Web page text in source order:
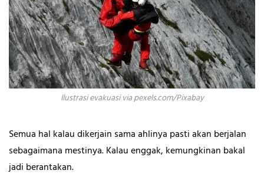
Ilustrasi evakuasi via pexels.com/Pixabay
Semua hal kalau dikerjain sama ahlinya pasti akan berjalan
sebagaimana mestinya. Kalau enggak, kemungkinan bakal
jadi berantakan.